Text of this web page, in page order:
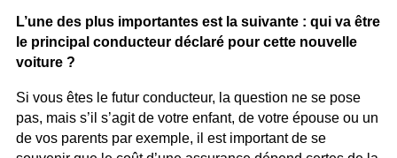
L’une des plus importantes est la suivante : qui va être
le principal conducteur déclaré pour cette nouvelle
voiture ?
Si vous êtes le futur conducteur, la question ne se pose
pas, mais s’il s’agit de votre enfant, de votre épouse ou un
de vos parents par exemple, il est important de se